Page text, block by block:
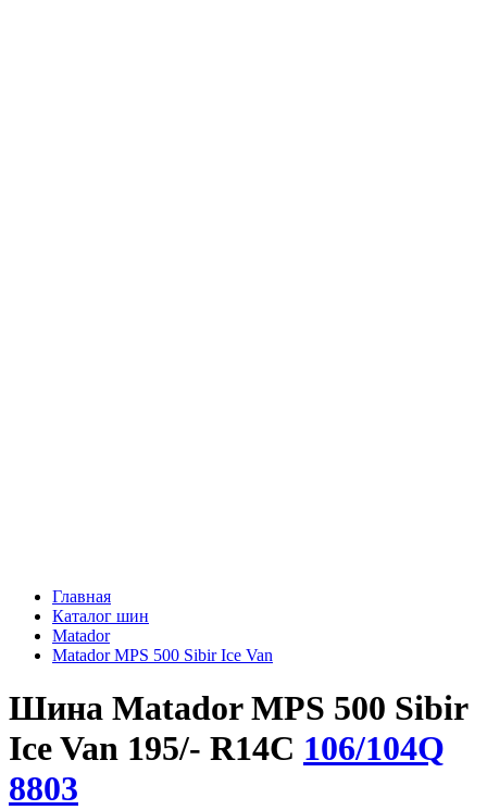
Главная
Каталог шин
Matador
Matador MPS 500 Sibir Ice Van
Шина Matador MPS 500 Sibir
Ice Van 195/- R14C 106/104Q
8803